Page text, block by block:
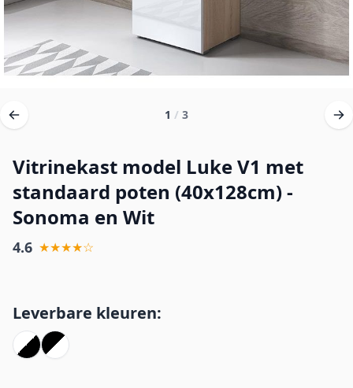
1 / 3
Vitrinekast model Luke V1 met
standaard poten (40x128cm) -
Sonoma en Wit
4.6 ★★★★☆
Leverbare kleuren: